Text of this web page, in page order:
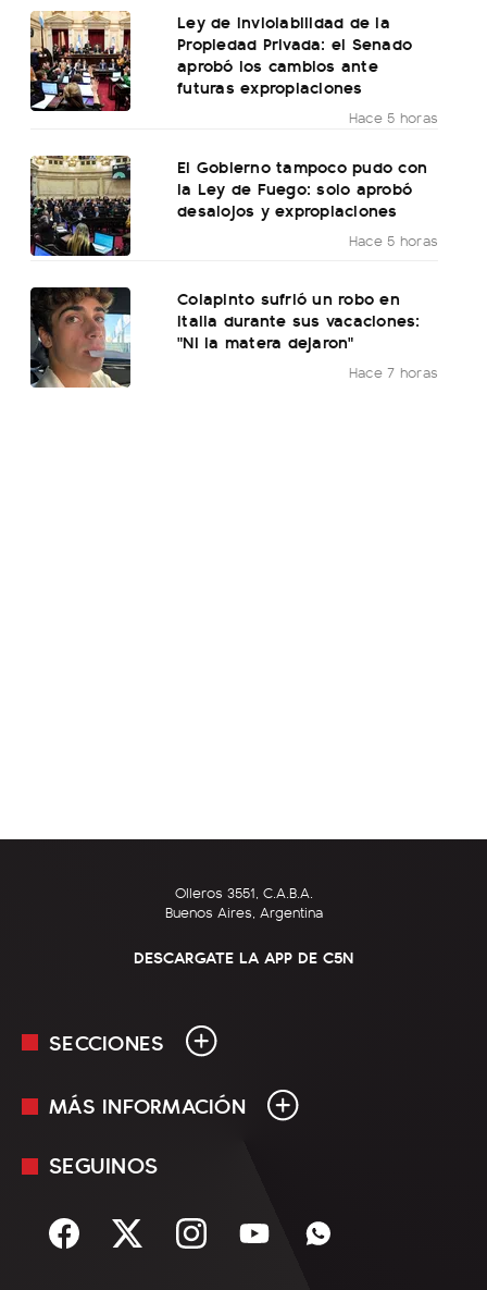
Ley de Inviolabilidad de la
Propiedad Privada: el Senado
aprobó los cambios ante
futuras expropiaciones
Hace 5 horas
El Gobierno tampoco pudo con
la Ley de Fuego: solo aprobó
desalojos y expropiaciones
Hace 5 horas
Colapinto sufrió un robo en
Italia durante sus vacaciones:
"Ni la matera dejaron"
Hace 7 horas
Olleros 3551, C.A.B.A.
Buenos Aires, Argentina
DESCARGATE LA APP DE C5N
SECCIONES
En Vivo
Sociedad
MÁS INFORMACIÓN
Mediakit
Términos y condiciones
SEGUINOS